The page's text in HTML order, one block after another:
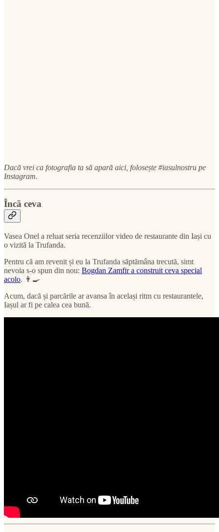
Dacă vrei ca fotografia ta să apară aici, folosește #iasulnostru pe
Instagram.
Încă ceva
Vasea Onel a reluat seria recenziilor video de restaurante din Iași cu
o vizită la Trufanda.
Pentru că am revenit și eu la Trufanda săptămâna trecută, simt
nevoia s-o spun din nou: Bogdan Zamfir a construit ceva special
acolo. 👨‍🍳
Acum, dacă și parcările ar avansa în același ritm cu restaurantele,
Iașul ar fi pe calea cea bună.